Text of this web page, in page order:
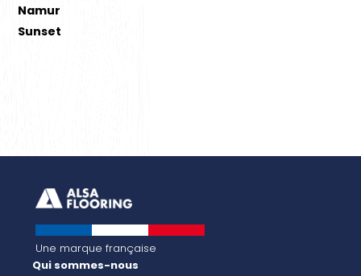
Namur
Sunset
Une marque française
Qui sommes-nous